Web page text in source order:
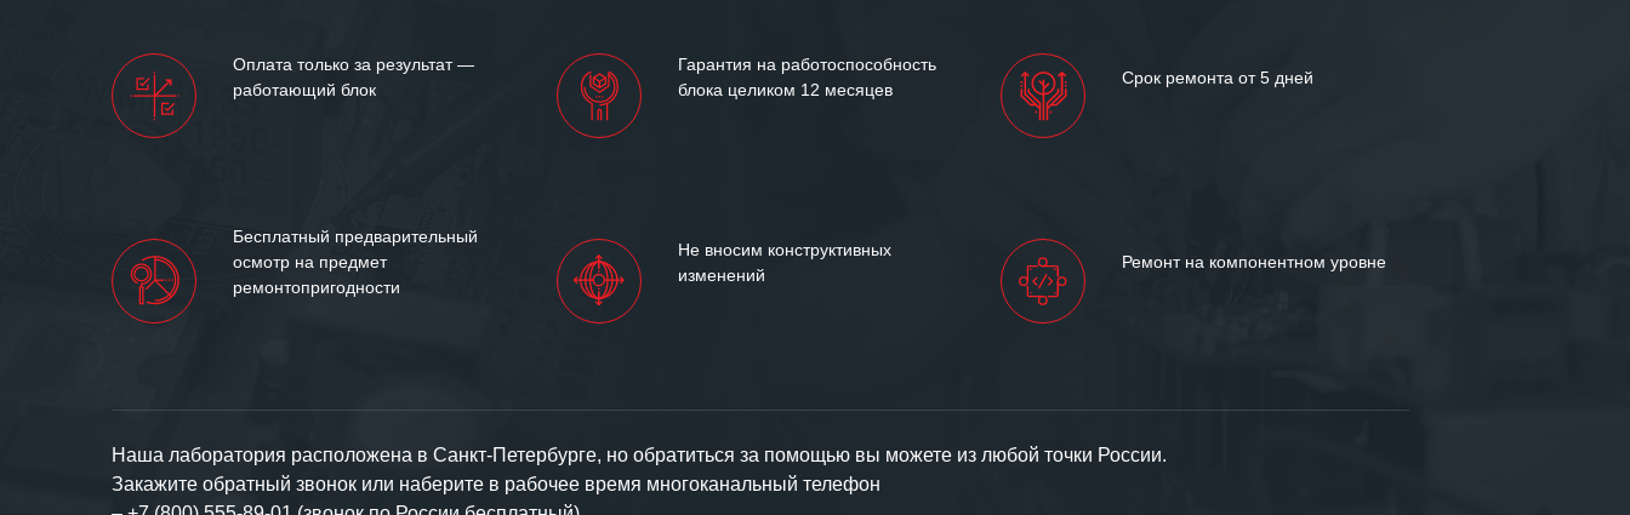
«555» долгих лет успеха и процветания.
Оплата только за результат —
работающий блок
Гарантия на работоспособность
блока целиком 12 месяцев
Срок ремонта от 5 дней
Бесплатный предварительный
осмотр на предмет
ремонтопригодности
Не вносим конструктивных
изменений
Ремонт на компонентном уровне
Наша лаборатория расположена в Санкт-Петербурге, но обратиться за помощью вы можете из любой точки России.
Закажите обратный звонок или наберите в рабочее время многоканальный телефон